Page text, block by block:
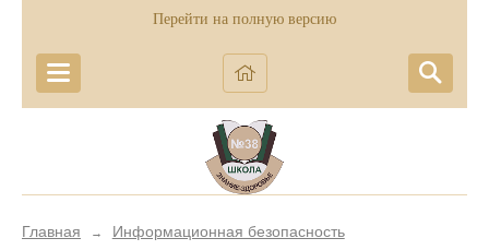
Перейти на полную версию
Главная → Информационная безопасность